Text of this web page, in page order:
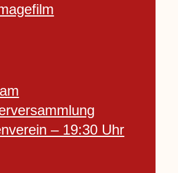
– 19:30 Uhr